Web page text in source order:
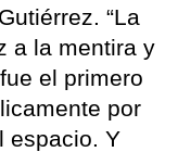
“La
a la mentira y
el primero
por
espacio. Y